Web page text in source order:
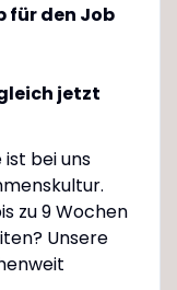
für den Job
jetzt
bei uns
zu 9 Wochen
Unsere